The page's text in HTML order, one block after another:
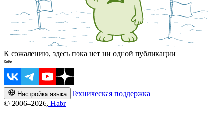
К сожалению, здесь пока нет ни одной публикации
Настройка языка Техническая поддержка
© 2006–2026, Habr